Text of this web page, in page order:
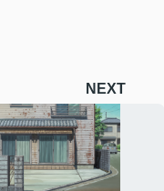
NEXT